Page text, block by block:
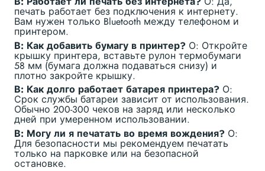
печать работает без подключения к интернету.
Вам нужен только Bluetooth между телефоном и
принтером.
В: Как добавить бумагу в принтер? О: Откройте
крышку принтера, вставьте рулон термобумаги
58 мм (бумага должна подаваться снизу) и
плотно закройте крышку.
В: Как долго работает батарея принтера? О:
Срок службы батареи зависит от использования.
Обычно 200-300 чеков на заряд или несколько
дней при умеренном использовании.
В: Могу ли я печатать во время вождения? О:
Для безопасности мы рекомендуем печатать
только на парковке или на безопасной
остановке.